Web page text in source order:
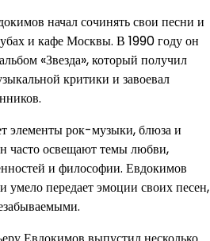
начал сочинять свои песни и
и кафе Москвы. В 1990 году он
«Звезда», который получил
критики и завоевал
элементы рок-музыки, блюза и
часто освещают темы любви,
и философии. Евдокимов
умело передает эмоции своих песен,